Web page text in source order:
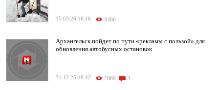
15.03.26 16:16 3306
Архангельск пойдет по пути «рекламы с пользой» для
обновления автобусных остановок
31.12.25 18:42 2889 3